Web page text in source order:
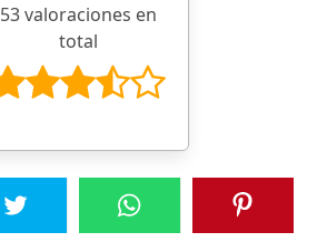
53 valoraciones en
total